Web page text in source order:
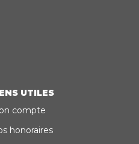
UTILES
compte
honoraires